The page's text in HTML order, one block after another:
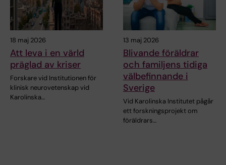
18 maj 2026
Att leva i en värld
präglad av kriser
Forskare vid Institutionen för
klinisk neurovetenskap vid
Karolinska…
13 maj 2026
Blivande föräldrar
och familjens tidiga
välbefinnande i
Sverige
Vid Karolinska Institutet pågår
ett forskningsprojekt om
föräldrars…